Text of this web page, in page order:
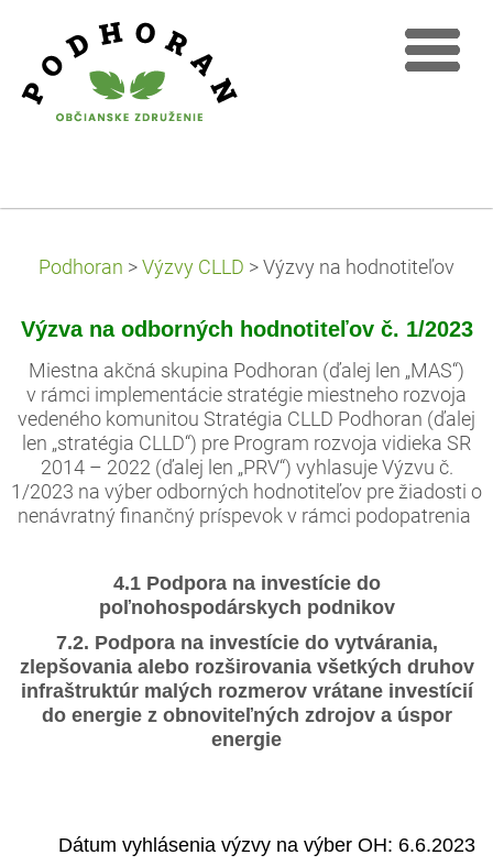
Podhoran > Výzvy CLLD > Výzvy na hodnotiteľov
Výzva na odborných hodnotiteľov č. 1/2023
Miestna akčná skupina Podhoran (ďalej len „MAS“)
v rámci implementácie stratégie miestneho rozvoja
vedeného komunitou Stratégia CLLD Podhoran (ďalej
len „stratégia CLLD“) pre Program rozvoja vidieka SR
2014 – 2022 (ďalej len „PRV“) vyhlasuje Výzvu č.
1/2023 na výber odborných hodnotiteľov pre žiadosti o
nenávratný finančný príspevok v rámci podopatrenia
4.1 Podpora na investície do
poľnohospodárskych podnikov
7.2. Podpora na investície do vytvárania,
zlepšovania alebo rozširovania všetkých druhov
infraštruktúr malých rozmerov vrátane investícií
do energie z obnoviteľných zdrojov a úspor
energie
Dátum vyhlásenia výzvy na výber OH: 6.6.2023